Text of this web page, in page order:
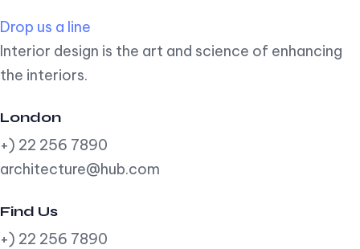
Drop us a line
Interior design is the art and science of enhancing
the interiors.
London
+) 22 256 7890
architecture@hub.com
Find Us
+) 22 256 7890